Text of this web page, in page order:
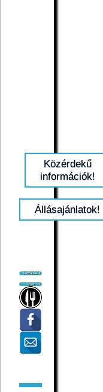
Közérdekű
információk!
Állásajánlatok!